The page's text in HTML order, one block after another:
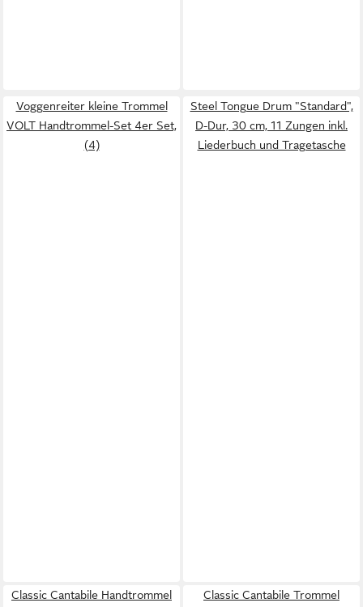
Voggenreiter kleine Trommel
VOLT Handtrommel-Set 4er Set,
(4)
Steel Tongue Drum "Standard",
D-Dur, 30 cm, 11 Zungen inkl.
Liederbuch und Tragetasche
Classic Cantabile Handtrommel
Classic Cantabile Trommel